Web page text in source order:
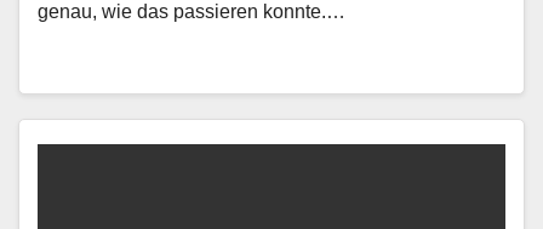
genau, wie das passieren konnte.…